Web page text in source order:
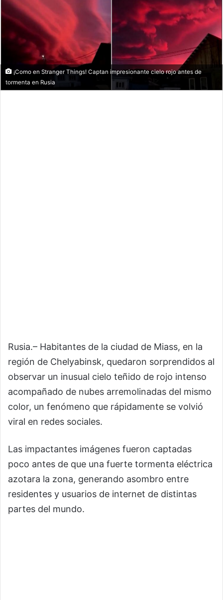
¡Como en Stranger Things! Captan impresionante cielo rojo antes de
tormenta en Rusia
Rusia.– Habitantes de la ciudad de Miass, en la
región de Chelyabinsk, quedaron sorprendidos al
observar un inusual cielo teñido de rojo intenso
acompañado de nubes arremolinadas del mismo
color, un fenómeno que rápidamente se volvió
viral en redes sociales.
Las impactantes imágenes fueron captadas
poco antes de que una fuerte tormenta eléctrica
azotara la zona, generando asombro entre
residentes y usuarios de internet de distintas
partes del mundo.